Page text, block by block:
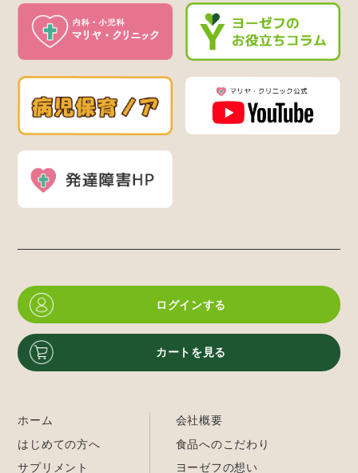
ログインする
カートを見る
ホーム
はじめての方へ
サプリメント
会社概要
食品へのこだわり
ヨーゼフの想い